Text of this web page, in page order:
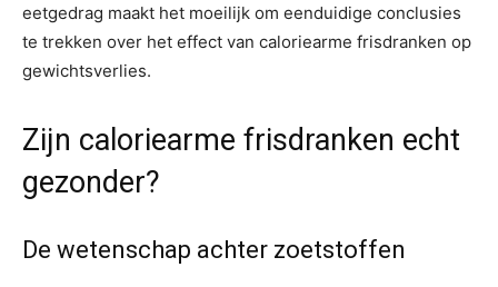
eetgedrag maakt het moeilijk om eenduidige conclusies
te trekken over het effect van caloriearme frisdranken op
gewichtsverlies.
Zijn caloriearme frisdranken echt
gezonder?
De wetenschap achter zoetstoffen